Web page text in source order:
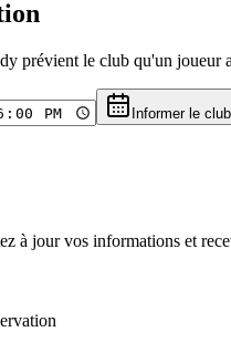
prévient le club qu'un joueur
Informer le club
à jour vos informations et